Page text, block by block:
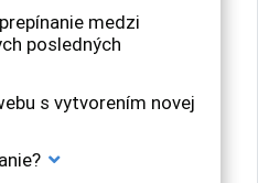
medzi
posledných
s vytvorením novej